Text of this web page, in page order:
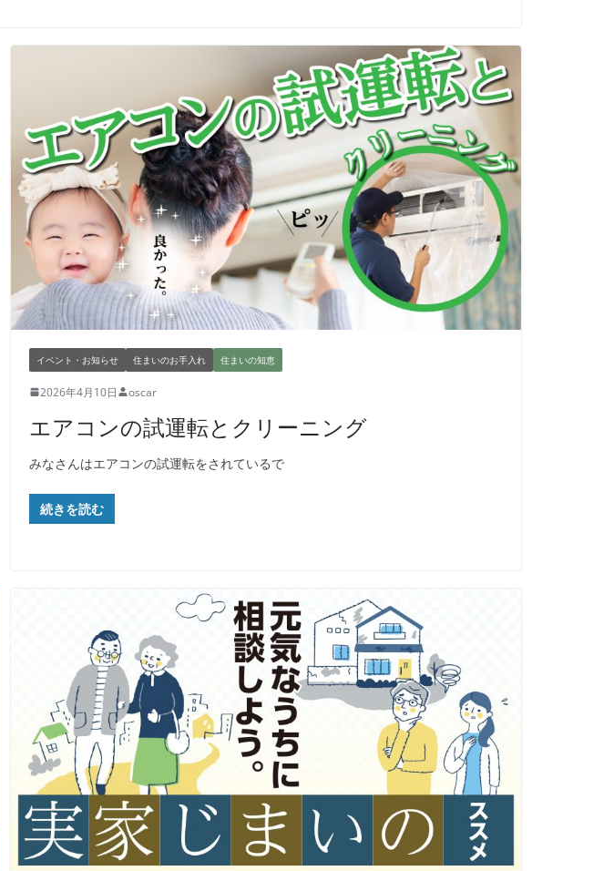
イベント・お知らせ 住まいのお手入れ 住まいの知恵
2026年4月10日 oscar
エアコンの試運転とクリーニング
みなさんはエアコンの試運転をされているで
続きを読む